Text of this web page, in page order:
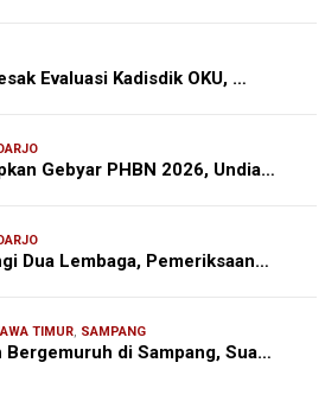
Evaluasi Kadisdik OKU, …
Gebyar PHBN 2026, Undia…
Dua Lembaga, Pemeriksaan…
TIMUR, SAMPANG
Bergemuruh di Sampang, Sua…